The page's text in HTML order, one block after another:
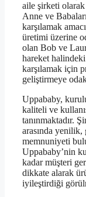
aile şirketi
Anne ve
karşılamak
üretimi üzerine
olan Bob ve
hareket
karşılamak için
geliştirmeye
Uppababy,
kaliteli ve
tanınmaktadır.
arasında
memnuniyeti
Uppababy’nin
kadar müşteri
dikkate alarak
iyileştirdiği